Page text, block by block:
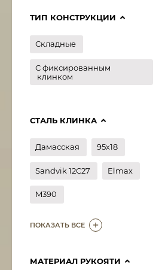
ТИП КОНСТРУКЦИИ
Складные
С фиксированным
клинком
СТАЛЬ КЛИНКА
Дамасская 95х18
Sandvik 12C27 Elmax
M390
ПОКАЗАТЬ ВСЕ
МАТЕРИАЛ РУКОЯТИ